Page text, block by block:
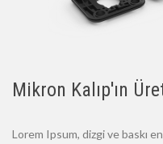
Mikron Kalıp'ın
Lorem Ipsum, dizgi ve baskı